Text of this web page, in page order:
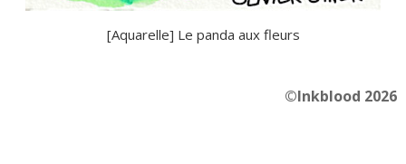
[Aquarelle] Le panda aux fleurs
©Inkblood 2026